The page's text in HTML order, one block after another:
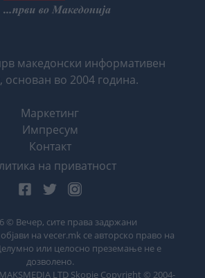
македонски информативен
основан во 2004 година.
Маркетинг
Импресум
Контакт
на приватност
© Вечер, сите права задржани
на vecer.mk се авторско право на
или целосно преземање не е
дозволено.
LTD Skopje Copyright © 2004-